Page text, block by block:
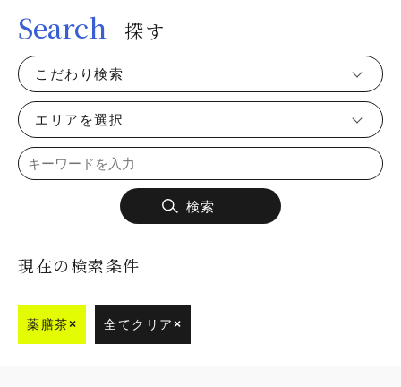
Search 探す
こだわり検索
エリアを選択
検索
現在の検索条件
薬膳茶× 全てクリア×